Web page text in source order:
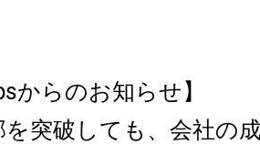
からのお知らせ】
を突破しても、会社の